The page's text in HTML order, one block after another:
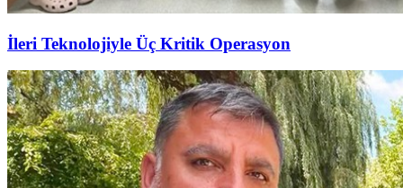
İleri Teknolojiyle Üç Kritik Operasyon